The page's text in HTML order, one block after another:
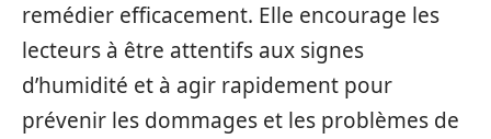
remédier efficacement. Elle encourage les
lecteurs à être attentifs aux signes
d’humidité et à agir rapidement pour
prévenir les dommages et les problèmes de